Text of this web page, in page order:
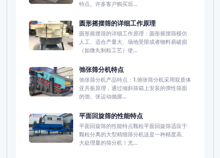
特点。许多客户购买后...
圆形摇摆筛的详细工作原理
圆形摇摆筛的详细工作原理：圆形摇摆筛模仿
人工、适合产量大、场地受限或者物料易破损
（如微丸制粒工艺）使...
弛张筛分机特点
弛张筛分机产品特点：1.弛张筛分机采用双质体
亚共振原理，通过倾斜筛箱上安装的弹性筛面
的弛、张运动抛掷...
平面回旋筛的性能特点
平面回旋筛的性能特点颗粒平面回旋筛适应于
颗粒分离的大型精细筛分机这是一种精度高、
大处理量的筛分机！尤...